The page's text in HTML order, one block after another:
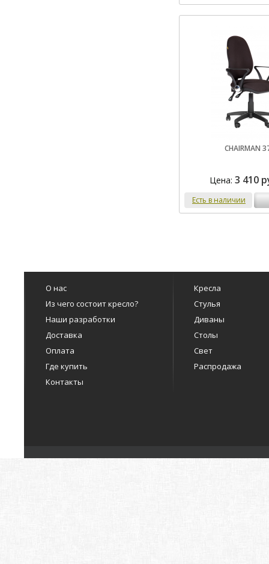
CHAIRMAN
Цена: 3 410
Есть в наличии
О нас
Из чего состоит кресло?
Наши разработки
Доставка
Оплата
Где купить
Контакты
Кресла
Стулья
Диваны
Столы
Свет
Распродажа